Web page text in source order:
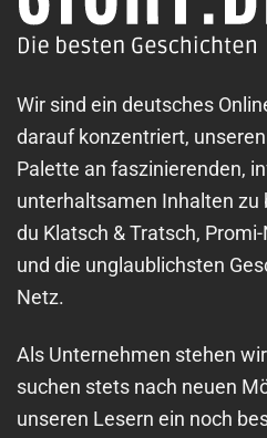
Wir sind ein deutsches
darauf konzentriert,
Palette an faszinierenden,
unterhaltsamen Inhalten zu
du Klatsch & Tratsch,
und die unglaublichsten
Netz.
Als Unternehmen stehen
suchen stets nach neuen
unseren Lesern ein noch